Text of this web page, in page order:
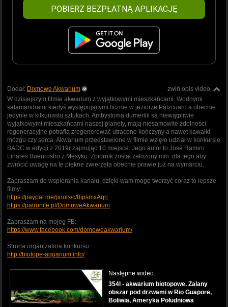
POBIERZ BEZPŁATNĄ APLIKACJĘ
zwiń opis video
Dodał: Domowe Akwarium
W dzisiejszym filmie akwarium z wyjątkowymi mieszkańcami. Wodnymi
salamandrami kiedyś występującymi licznie w jeziorze Pátzcuaro a obecnie
jedynie w kilkunastu sztukach. Ambystoma dumerilii są niewątpliwie
wyjątkowymi mieszkańcami naszej planety, mają niesamowite zdolności
regeneracyjne potrafią zregenerować utracone kończyny a nawet kawałki
mózgu czy serca. Akwarium przedstawione w filmie wzięło udział w konkursie
BADC w edycji z 2019r zajmując 10 miejsce. Jego autor to José Ramiro
Linares Buenrostro z Mesyku. Zbiornik został założony min. dla tego aby
zwrócić uwagę na te piękne zwierzęta obecnie prawie już na wymarciu.
Zapraszam do wspierania kanału, dzięki wam mogę tworzyć coraz to lepsze
filmy:
https://paypal.me/pools/c/8ipsmxAqrj
https://patronite.pl/DomoweAkwarium
Zapraszam na mojeg FB:
https://www.facebook.com/domoweakwarium/
Strona organizatora konkursu:
http://biotope-aquarium.info/
Następne wideo:
354l - akwarium biotopowe. Zalany
obszar pod drzwami w Rio Guapore,
Boliwia, Ameryka Południowa